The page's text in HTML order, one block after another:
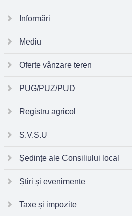
Informări
Mediu
Oferte vânzare teren
PUG/PUZ/PUD
Registru agricol
S.V.S.U
Ședințe ale Consiliului local
Știri și evenimente
Taxe și impozite